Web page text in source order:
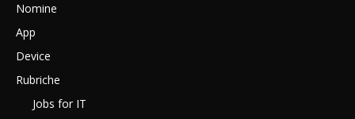
Nomine
App
Device
Rubriche
Jobs for IT